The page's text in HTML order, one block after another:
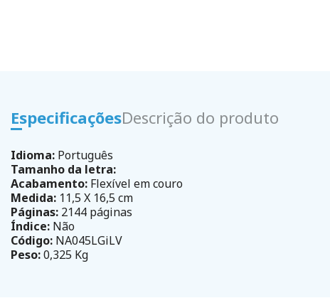
EspecificaçõesDescrição do produto
Idioma: Português
Tamanho da letra:
Acabamento: Flexível em couro
Medida: 11,5 X 16,5 cm
Páginas: 2144 páginas
Índice: Não
Código: NA045LGiLV
Peso:0,325 Kg